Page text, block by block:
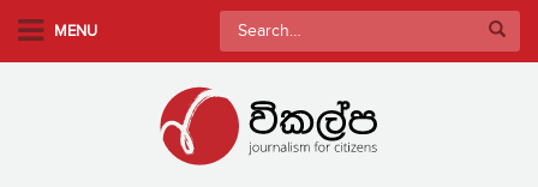
MENU
Search
for: